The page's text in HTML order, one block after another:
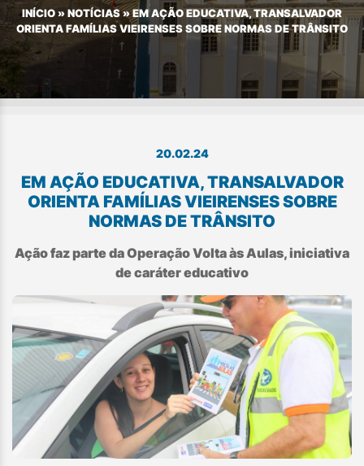
INÍCIO » NOTÍCIAS»EM AÇÃO EDUCATIVA, TRANSALVADOR
ORIENTA FAMÍLIAS VIEIRENSES SOBRE NORMAS DE TRÂNSITO
20.02.24
EM AÇÃO EDUCATIVA, TRANSALVADOR
ORIENTA FAMÍLIAS VIEIRENSES SOBRE
NORMAS DE TRÂNSITO
Ação faz parte da Operação Volta às Aulas, iniciativa
de caráter educativo​